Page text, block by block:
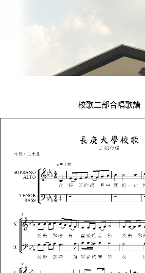
校歌二部合唱歌譜